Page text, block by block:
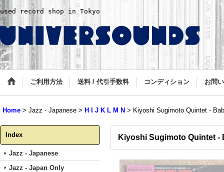
used record shop in Tokyo
ご利用方法 送料 / 代引手数料 コンディション お問
Home > Jazz - Japanese > H I J K L M N > Kiyoshi Sugimoto Quintet -
Index
Jazz - Japanese
Jazz - Japan Only
Kiyoshi Sugimoto Quintet -